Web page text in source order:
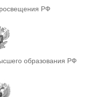
РФ
образования РФ